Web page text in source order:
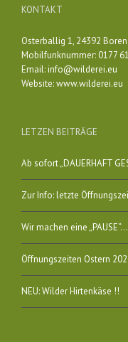
KONTAKT
Osterballig 1, 24392 Boren
Mobilfunknummer: 0177
Email:info@wilderei.eu
Website:www.wilderei.eu
LETZEN BEITRÄGE
Ab sofort „DAUERHAFT
Zur Info: letzte
Wir machen eine „PAUSE“…
Öffnungszeiten Ostern
NEU: Wilder Hirtenkäse !!